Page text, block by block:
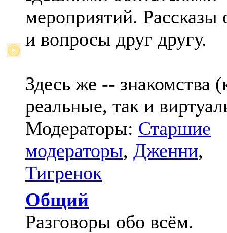
мероприятий. Рассказы
и вопросы друг другу.
Здесь же -- знакомства
реальные, так и
Модераторы: Старшие
модераторы, Дженни,
Тигренок
Общий
Разговоры обо всём.